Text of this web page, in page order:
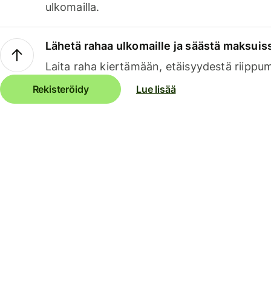
ulkomailla.
Lähetä rahaa ulkomaille ja säästä
Laita raha kiertämään, etäisyydestä
Rekisteröidy Lue lisää